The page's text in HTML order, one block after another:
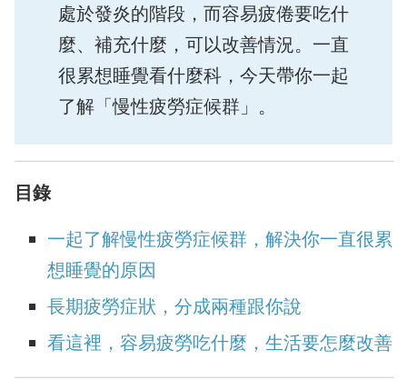
處於發炎的階段，而容易疲倦要吃什
麼、補充什麼，可以改善情況。一直
很累想睡覺看什麼科，今天帶你一起
了解「慢性疲勞症候群」。
目錄
一起了解慢性疲勞症候群，解決你一直很累
想睡覺的原因
長期疲勞症狀，分成兩種跟你說
看這裡，容易疲勞吃什麼，生活要怎麼改善